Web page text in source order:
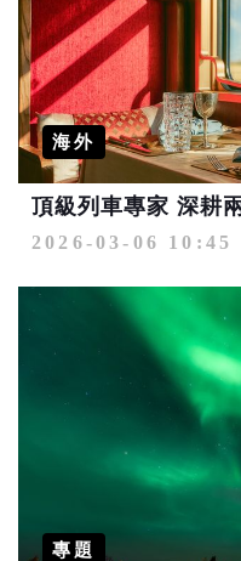
海外
2026-03-06 10:45
專題